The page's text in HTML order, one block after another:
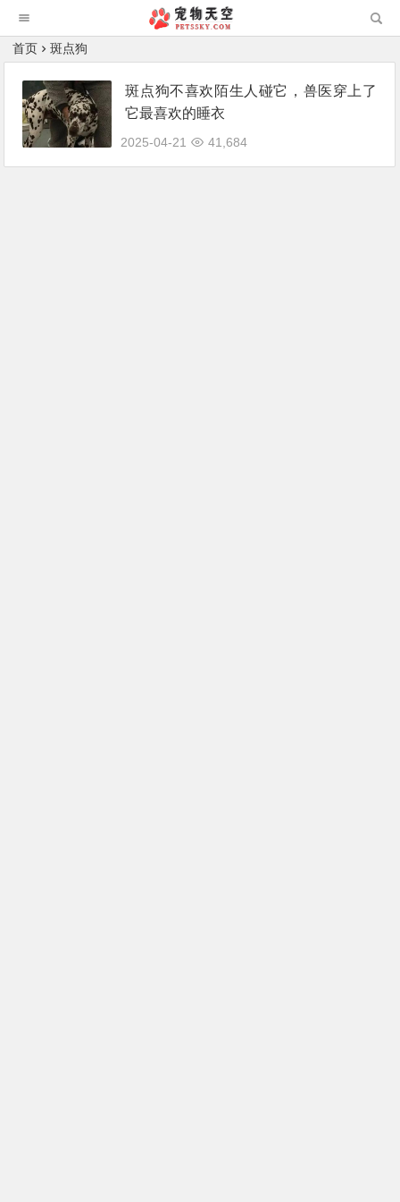
首页 斑点狗
斑点狗不喜欢陌生人碰它，兽医穿上了
它最喜欢的睡衣
2025-04-21 41,684